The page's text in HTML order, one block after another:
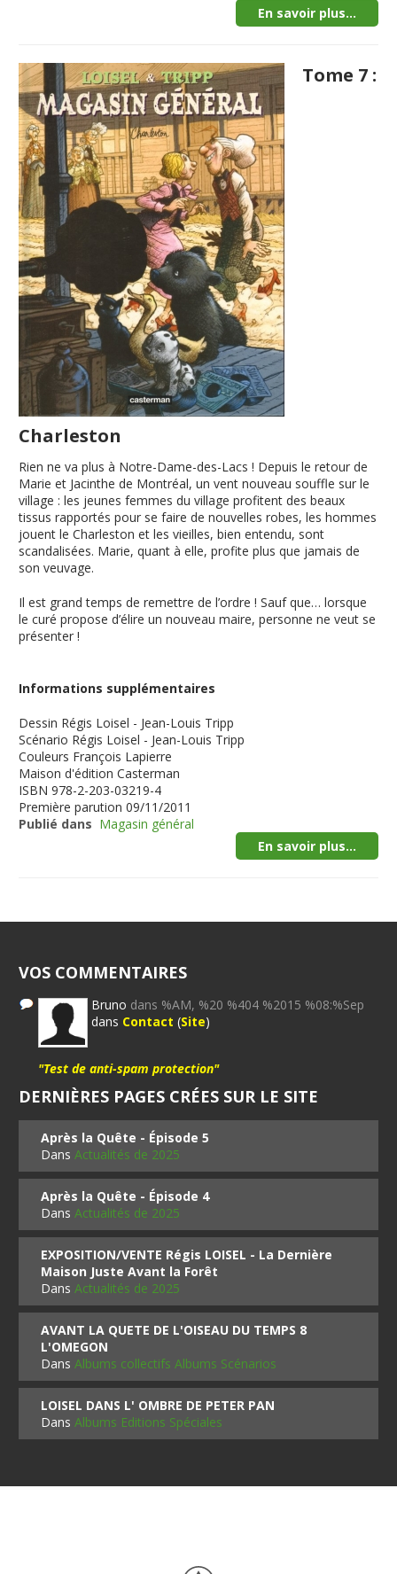
En savoir plus...
Tome 7 :
Charleston
Rien ne va plus à Notre-Dame-des-Lacs ! Depuis le retour de
Marie et Jacinthe de Montréal, un vent nouveau souffle sur le
village : les jeunes femmes du village profitent des beaux
tissus rapportés pour se faire de nouvelles robes, les hommes
jouent le Charleston et les vieilles, bien entendu, sont
scandalisées. Marie, quant à elle, profite plus que jamais de
son veuvage.
Il est grand temps de remettre de l’ordre ! Sauf que… lorsque
le curé propose d’élire un nouveau maire, personne ne veut se
présenter !
Informations supplémentaires
Dessin Régis Loisel - Jean-Louis Tripp
Scénario Régis Loisel - Jean-Louis Tripp
Couleurs François Lapierre
Maison d'édition Casterman
ISBN 978-2-203-03219-4
Première parution 09/11/2011
Publié dans Magasin général
En savoir plus...
VOS COMMENTAIRES
Bruno dans %AM, %20 %404 %2015 %08:%Sep
dans Contact (Site)
"Test de anti-spam protection"
DERNIÈRES PAGES CRÉES SUR LE SITE
Après la Quête - Épisode 5
DansActualités de 2025
Après la Quête - Épisode 4
DansActualités de 2025
EXPOSITION/VENTE Régis LOISEL - La Dernière
Maison Juste Avant la Forêt
DansActualités de 2025
AVANT LA QUETE DE L'OISEAU DU TEMPS 8
L'OMEGON
DansAlbums collectifs Albums Scénarios
LOISEL DANS L' OMBRE DE PETER PAN
DansAlbums Editions Spéciales